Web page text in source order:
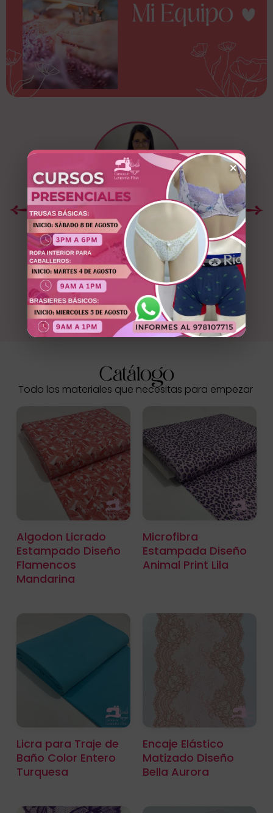
Milagros Arias
Profesora de Lencería Fina
Catálogo
Todo los materiales que necesitas para empezar
Algodon Licrado
Estampado Diseño
Flamencos
Mandarina
Microfibra
Estampada Diseño
Animal Print Lila
Licra para Traje de
Baño Color Entero
Turquesa
Encaje Elástico
Matizado Diseño
Bella Aurora
×